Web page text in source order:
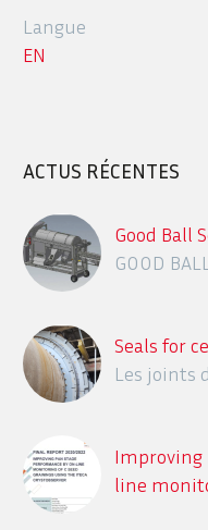
Langue
EN
ACTUS RÉCENTES
Good Ball
GOOD
Seals for
Les joints
Improving
line